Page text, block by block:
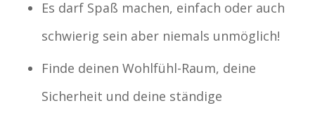
Es darf Spaß machen, einfach oder auch
schwierig sein aber niemals unmöglich!
Finde deinen Wohlfühl-Raum, deine
Sicherheit und deine ständige